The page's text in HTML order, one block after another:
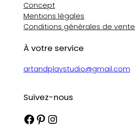
Concept
Mentions légales
Conditions générales de vente
À votre service
artandplaystudio@gmail.com
Suivez-nous
Facebook Pinterest Instagram